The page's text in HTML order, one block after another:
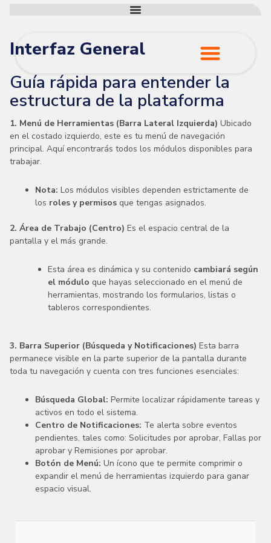
Interfaz General
Guía rápida para entender la
estructura de la plataforma
1. Menú de Herramientas (Barra Lateral Izquierda) Ubicado
en el costado izquierdo, este es tu menú de navegación
principal. Aquí encontrarás todos los módulos disponibles para
trabajar.
Nota: Los módulos visibles dependen estrictamente de
los roles y permisos que tengas asignados.
2. Área de Trabajo (Centro) Es el espacio central de la
pantalla y el más grande.
Esta área es dinámica y su contenido cambiará según
el módulo que hayas seleccionado en el menú de
herramientas, mostrando los formularios, listas o
tableros correspondientes.
3. Barra Superior (Búsqueda y Notificaciones) Esta barra
permanece visible en la parte superior de la pantalla durante
toda tu navegación y cuenta con tres funciones esenciales:
Búsqueda Global: Permite localizar rápidamente tareas y
activos en todo el sistema.
Centro de Notificaciones: Te alerta sobre eventos
pendientes, tales como: Solicitudes por aprobar, Fallas por
aprobar y Remisiones por aprobar.
Botón de Menú: Un ícono que te permite comprimir o
expandir el menú de herramientas izquierdo para ganar
espacio visual.